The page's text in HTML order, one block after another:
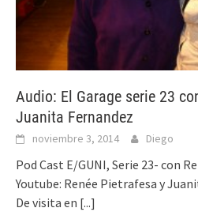
Audio: El Garage serie 23
Juanita Fernandez
noviembre 3, 2014 Diego
Pod Cast E/GUNI, Serie 23- con
Youtube: Renée Pietrafesa y
De visita en [...]